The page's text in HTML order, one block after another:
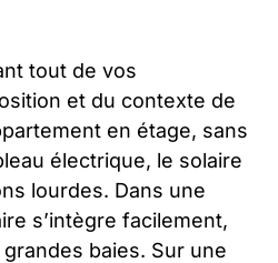
tout de vos
et du contexte de
en étage, sans
électrique, le solaire
lourdes. Dans une
s’intègre facilement,
baies. Sur une